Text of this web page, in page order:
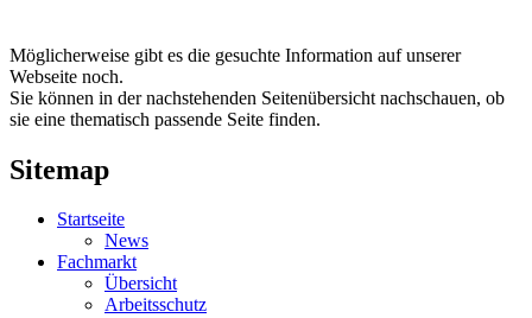
Möglicherweise gibt es die gesuchte Information auf unserer
Webseite noch.
Sie können in der nachstehenden Seitenübersicht nachschauen, ob
sie eine thematisch passende Seite finden.
Sitemap
Startseite
News
Fachmarkt
Übersicht
Arbeitsschutz